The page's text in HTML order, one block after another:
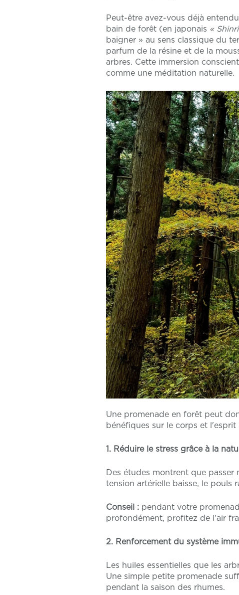
Peut-être avez-vous déjà
bain de forêt (en japonais «
baigner » au sens classique du
parfum de la résine et de la
arbres. Cette immersion
comme une méditation naturelle.
Une promenade en forêt peut
bénéfiques sur le corps et l'esprit
1. Réduire le stress grâce à la
Des études montrent que passer
tension artérielle baisse, le pouls
Conseil : pendant votre
profondément, profitez de l'air
2. Renforcement du système
Les huiles essentielles que les
Une simple petite promenade
pendant la saison des rhumes.